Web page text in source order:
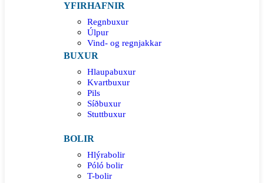
YFIRHAFNIR
Regnbuxur
Úlpur
Vind- og regnjakkar
BUXUR
Hlaupabuxur
Kvartbuxur
Pils
Síðbuxur
Stuttbuxur
BOLIR
Hlýrabolir
Póló bolir
T-bolir